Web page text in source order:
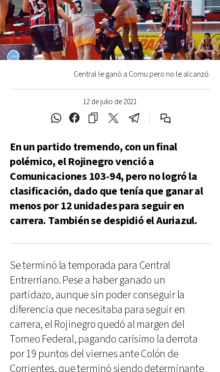
12 de julio de 2021
Central le ganó a Comu pero no le alcanzó.
En un partido tremendo, con un final
polémico, el Rojinegro venció a
Comunicaciones 103-94, pero no logró la
clasificación, dado que tenía que ganar al
menos por 12 unidades para seguir en
carrera. También se despidió el Auriazul.
Se terminó la temporada para Central
Entrerriano. Pese a haber ganado un
partidazo, aunque sin poder conseguir la
diferencia que necesitaba para seguir en
carrera, el Rojinegro quedó al margen del
Torneo Federal, pagando carísimo la derrota
por 19 puntos del viernes ante Colón de
Corrientes, que terminó siendo determinante